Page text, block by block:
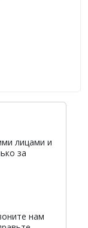
лицами и
за
нам